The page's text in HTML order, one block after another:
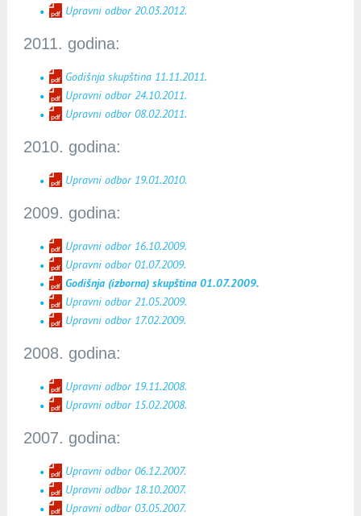
Upravni odbor 20.03.2012.
2011. godina:
Godišnja skupština 11.11.2011.
Upravni odbor 24.10.2011.
Upravni odbor 08.02.2011.
2010. godina:
Upravni odbor 19.01.2010.
2009. godina:
Upravni odbor 16.10.2009.
Upravni odbor 01.07.2009.
Godišnja (izborna) skupština 01.07.2009.
Upravni odbor 21.05.2009.
Upravni odbor 17.02.2009.
2008. godina:
Upravni odbor 19.11.2008.
Upravni odbor 15.02.2008.
2007. godina:
Upravni odbor 06.12.2007.
Upravni odbor 18.10.2007.
Upravni odbor 03.05.2007.